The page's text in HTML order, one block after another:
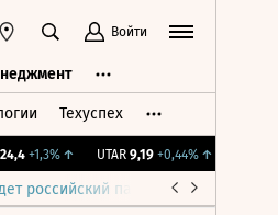
Войти
Техуспех
+1,3%↑ UTAR 9,19 +0,44%↑
российский парламент